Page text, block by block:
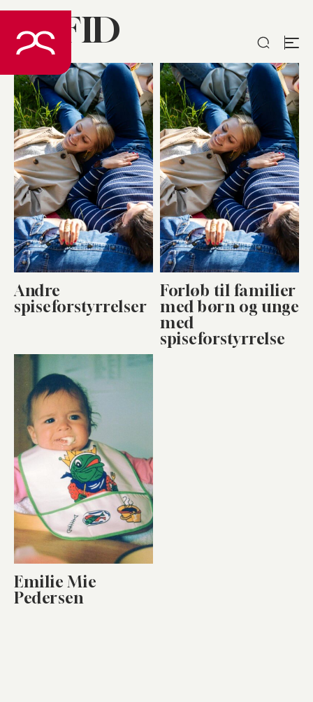
indhold
ARFID
Andre
spiseforstyrrelser
Forløb til familier
med børn og unge
med
spiseforstyrrelse
Emilie Mie
Pedersen